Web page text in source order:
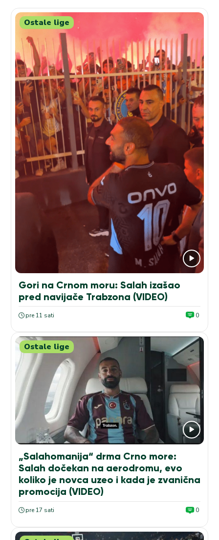
Ostale lige
Gori na Crnom moru: Salah izašao
pred navijače Trabzona (VIDEO)
pre 11 sati 0
Ostale lige
„Salahomanija“ drma Crno more:
Salah dočekan na aerodromu, evo
koliko je novca uzeo i kada je zvanična
promocija (VIDEO)
pre 17 sati 0